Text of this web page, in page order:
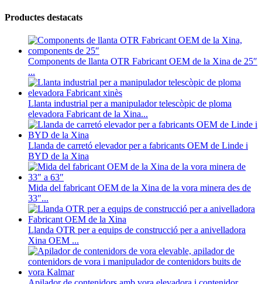
Productes destacats
Components de llanta OTR Fabricant OEM de la Xina de 25″
...
Llanta industrial per a manipulador telescòpic de ploma
elevadora Fabricant de la Xina...
Llanda de carretó elevador per a fabricants OEM de Linde i
BYD de la Xina
Mida del fabricant OEM de la Xina de la vora minera des de
33″...
Llanda OTR per a equips de construcció per a anivelladora
Xina OEM ...